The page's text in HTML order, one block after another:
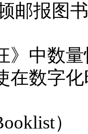
报图书
》中数
在数字
）